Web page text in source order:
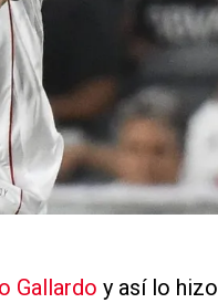
Gallardo y así lo hizo